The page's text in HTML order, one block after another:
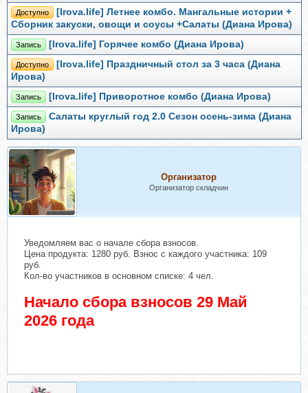
Доступно
[Irova.life] Летнее комбо. Мангальные истории +
Сборник закуски, овощи и соусы +Салаты (Диана Ирова)
Запись [Irova.life] Горячее комбо (Диана Ирова)
Доступно
[Irova.life] Праздничный стол за 3 часа (Диана
Ирова)
Запись [Irova.life] Приворотное комбо (Диана Ирова)
Запись
Салаты круглый год 2.0 Сезон осень-зима (Диана
Ирова)
Организатор
Организатор складчин
Уведомляем вас о начале сбора взносов.
Цена продукта: 1280 руб. Взнос с каждого участника: 109
руб.
Кол-во участников в основном списке: 4 чел.
Начало сбора взносов 29 Май
2026 года